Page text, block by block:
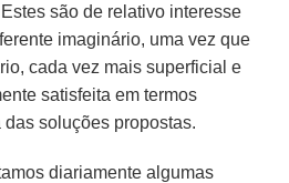
são de relativo interesse
imaginário, uma vez que
cada vez mais superficial e
satisfeita em termos
soluções propostas.
diariamente algumas